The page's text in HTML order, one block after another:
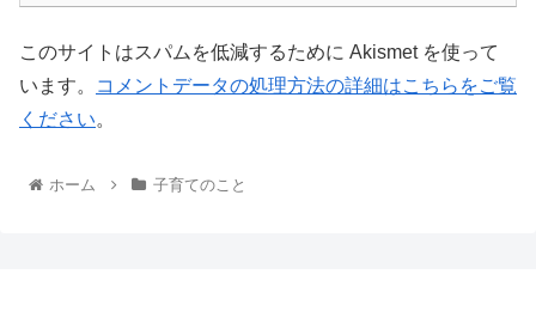
このサイトはスパムを低減するために Akismet を使って
います。
コメントデータの処理方法の詳細はこちらをご覧
ください。
ホーム 子育てのこと